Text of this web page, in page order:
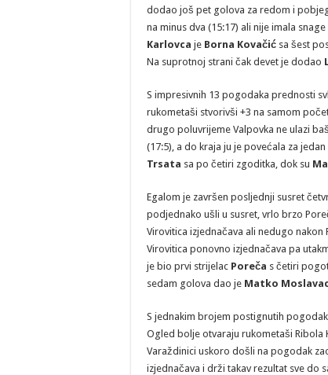
dodao još pet golova za redom i
na minus dva (15:17) ali nije imala
Karlovca je Borna Kovačić sa šest
Na suprotnoj strani čak devet je dodao
S impresivnih 13 pogodaka prednosti
rukometaši stvorivši +3 na samom
drugo poluvrijeme Valpovka ne ulazi
(17:5), a do kraja ju je povećala za
Trsata sa po četiri zgoditka, dok su
Egalom je završen posljednji susret
podjednako ušli u susret, vrlo brzo
Virovitica izjednačava ali nedugo
Virovitica ponovno izjednačava pa
je bio prvi strijelac Poreča s četiri
sedam golova dao je Matko Moslavac
S jednakim brojem postignutih
Ogled bolje otvaraju rukometaši Ribola
Varaždinici uskoro došli na pogodak
izjednačava i drži takav rezultat sve do